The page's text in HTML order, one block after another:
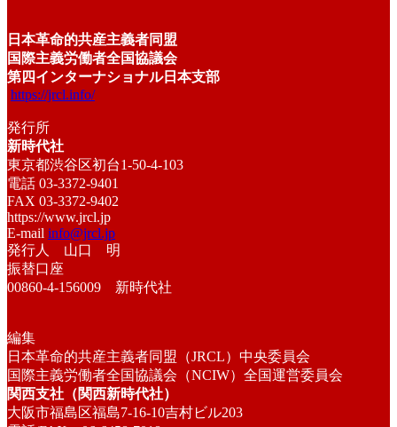
日本革命的共産主義者同盟
国際主義労働者全国協議会
第四インターナショナル日本支部
https://jrcl.info/
発行所
新時代社
東京都渋谷区初台1-50-4-103
電話 03-3372-9401
FAX 03-3372-9402
https://www.jrcl.jp
E-mail info@jrcl.jp
発行人 山口 明
振替口座
00860-4-156009 新時代社
編集
日本革命的共産主義者同盟（JRCL）中央委員会
国際主義労働者全国協議会（NCIW）全国運営委員会
関西支社（関西新時代社）
大阪市福島区福島7-16-10吉村ビル203